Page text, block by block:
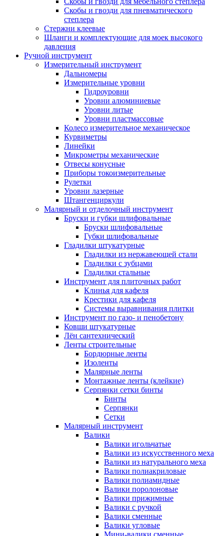
Скобы и гвозди для пневматического
степлера
Стержни клеевые
Шланги и комплектующие для моек высокого
давления
Ручной инструмент
Измерительный инструмент
Дальномеры
Измерительные уровни
Гидроуровни
Уровни алюминиевые
Уровни литые
Уровни пластмассовые
Колесо измерительное механическое
Курвиметры
Линейки
Микрометры механические
Отвесы конусные
Приборы токоизмерительные
Рулетки
Уровни лазерные
Штангенциркули
Малярный и отделочный инструмент
Бруски и губки шлифовальные
Бруски шлифовальные
Губки шлифовальные
Гладилки штукатурные
Гладилки из нержавеющей стали
Гладилки с зубцами
Гладилки стальные
Инструмент для плиточных работ
Клинья для кафеля
Крестики для кафеля
Системы выравнивания плитки
Инструмент по газо- и пенобетону
Ковши штукатурные
Лён сантехнический
Ленты строительные
Бордюрные ленты
Изоленты
Малярные ленты
Монтажные ленты (клейкие)
Серпянки сетки бинты
Бинты
Серпянки
Сетки
Малярный инструмент
Валики
Валики игольчатые
Валики из искусственного меха
Валики из натурального меха
Валики полиакриловые
Валики полиамидные
Валики поролоновые
Валики прижимные
Валики с ручкой
Валики сменные
Валики угловые
Мини-валики сменные